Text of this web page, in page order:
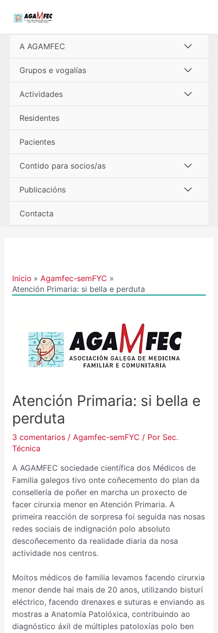
A AGAMFEC
menú
Grupos e vogalías
menú
Actividades
Residentes
Pacientes
Contido para socios/as
menú
Publicacións
Contacta
Inicio
Agamfec-semFYC
Atención Primaria: si bella e perduta
Atención Primaria: si bella e
perduta
3 comentarios / Agamfec-semFYC / Por Sec.
Técnica
A AGAMFEC sociedade científica dos Médicos de
Familia galegos tivo onte coñecemento do plan da
consellería de poñer en marcha un proxecto de
facer cirurxia menor en Atención Primaria. A
primeira reacción de sorpresa foi seguida nas nosas
redes sociais de indignación polo absoluto
descoñecemento da realidade diaria da nosa
actividade nos centros.
Moitos médicos de familia levamos facendo cirurxia
menor dende hai mais de 20 anos, utilizando bisturí
eléctrico, facendo drenaxes e suturas e enviando as
mostras a Anatomía Patolóxica, contribuindo ao
diagnóstico áxil de múltiples patoloxías polo ben